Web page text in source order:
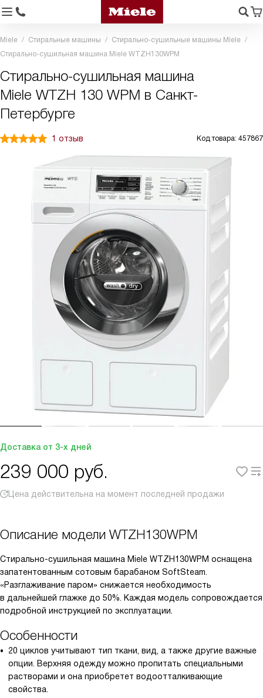
Miele Стиральные машины
Стирально-сушильные машины Miele
Стирально-сушильная машина Miele WTZH130WPM
Стирально-сушильная машина
Miele WTZH 130 WPM в Санкт-
Петербурге
1 отзыв Код товара: 457867
Доставка от 3-х дней
239 000 руб.
Цена действительна на момент последней продажи
Описание модели WTZH130WPM
Стирально-сушильная машина Miele WTZH130WPM оснащена
запатентованным сотовым барабаном SoftSteam.
«Разглаживание паром» снижается необходимость
в дальнейшей глажке до 50%. Каждая модель сопровождается
подробной инструкцией по эксплуатации.
Особенности
20 циклов учитывают тип ткани, вид, а также другие важные
опции. Верхняя одежду можно пропитать специальными
растворами и она приобретет водоотталкивающие
свойства.